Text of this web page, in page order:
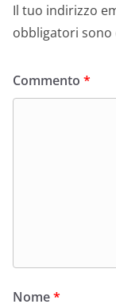
Il tuo indirizzo
obbligatori sono
Commento *
Nome*